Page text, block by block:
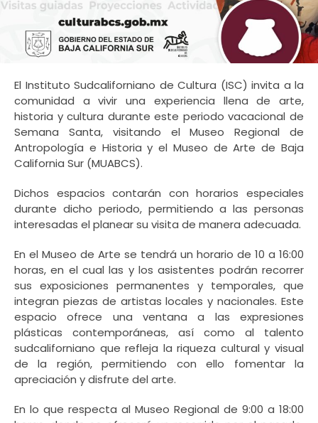
El Instituto Sudcaliforniano de Cultura (ISC) invita a la
comunidad a vivir una experiencia llena de arte,
historia y cultura durante este periodo vacacional de
Semana Santa, visitando el Museo Regional de
Antropología e Historia y el Museo de Arte de Baja
California Sur (MUABCS).
Dichos espacios contarán con horarios especiales
durante dicho periodo, permitiendo a las personas
interesadas el planear su visita de manera adecuada.
En el Museo de Arte se tendrá un horario de 10 a 16:00
horas, en el cual las y los asistentes podrán recorrer
sus exposiciones permanentes y temporales, que
integran piezas de artistas locales y nacionales. Este
espacio ofrece una ventana a las expresiones
plásticas contemporáneas, así como al talento
sudcaliforniano que refleja la riqueza cultural y visual
de la región, permitiendo con ello fomentar la
apreciación y disfrute del arte.
En lo que respecta al Museo Regional de 9:00 a 18:00